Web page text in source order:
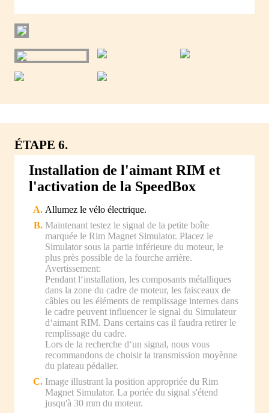
ÉTAPE 6.
Installation de l'aimant RIM et
l'activation de la SpeedBox
Allumez le vélo électrique.
Maintenant testez le signal de la petite boîte
marquée le Rim Magnet Simulator. Placez le
Simulator sous la partie inférieure du moteur, le
plus près possible de la fourche arrière.
Avertissement:
Pendant l‘installation, les composants métalliques
dans la zone du cadre de moteur, les faisceaux de
câbles ou les éléments de remplissage internes dans
le cadre peuvent influencer le signal du Simulateur
d‘aimant RIM. Dans certains cas il faudra retirer le
remplissage du cadre.
Lors de la recherche d‘un signal, nous vous
recommandons de choisir la transmission moyènne
du plateau pédalier.
Image illustrant la position appropriée du Rim
Magnet Simulator. La portée du signal s'étend
jusqu'à 30 mm du moteur.